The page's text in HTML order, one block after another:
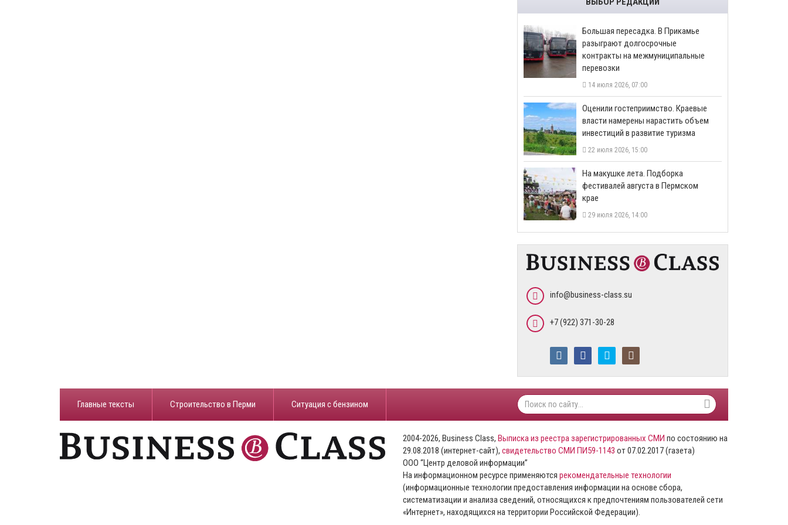
Большая пересадка. В Прикамье
разыграют долгосрочные
контракты на межмуниципальные
перевозки
14 июля 2026, 07:00
Оценили гостеприимство. Краевые
власти намерены нарастить объем
инвестиций в развитие туризма
22 июля 2026, 15:00
На макушке лета. Подборка
фестивалей августа в Пермском
крае
29 июля 2026, 14:00
info@business-class.su
+7 (922) 371-30-28
Главные тексты Строительство в Перми ​Ситуация с бензином
2004-2026, Business Class, Выписка из реестра зарегистрированных СМИ по состоянию на
29.08.2018 (интернет-сайт), свидетельство СМИ ПИ59-1143 от 07.02.2017 (газета)
ООО “Центр деловой информации”
На информационном ресурсе применяются рекомендательные технологии
(информационные технологии предоставления информации на основе сбора,
систематизации и анализа сведений, относящихся к предпочтениям пользователей сети
«Интернет», находящихся на территории Российской Федерации).